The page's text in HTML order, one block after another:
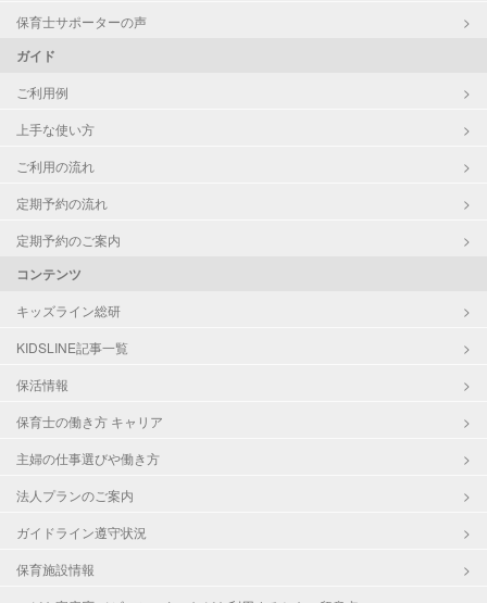
保育士サポーターの声
ガイド
ご利用例
上手な使い方
ご利用の流れ
定期予約の流れ
定期予約のご案内
コンテンツ
キッズライン総研
KIDSLINE記事一覧
保活情報
保育士の働き方 キャリア
主婦の仕事選びや働き方
法人プランのご案内
ガイドライン遵守状況
保育施設情報